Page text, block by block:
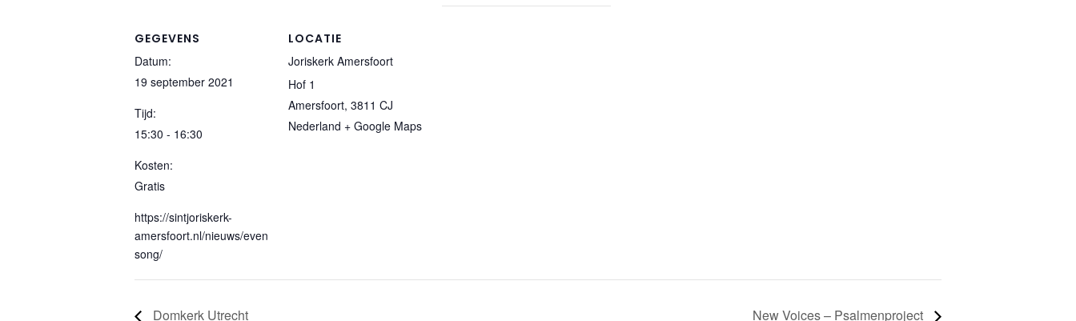
GEGEVENS
Datum:
19 september 2021
Tijd:
15:30 - 16:30
Kosten:
Gratis
https://sintjoriskerk-
amersfoort.nl/nieuws/even
song/
LOCATIE
Joriskerk Amersfoort
Hof 1
Amersfoort, 3811 CJ
Nederland + Google Maps
Domkerk Utrecht New Voices – Psalmenproject